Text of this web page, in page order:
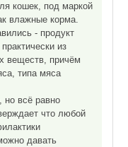
кошек, под маркой
влажные корма.
- продукт
из
веществ, причём
типа мяса
но всё равно
что любой
давать